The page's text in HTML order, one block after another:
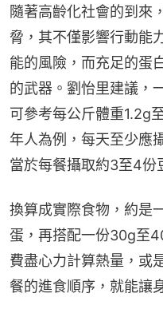
隨著高齡化社會的到來
脅，其不僅影響行動能
能的風險，而充足的蛋
的武器。劉怡里建議，
可參考每公斤體重1.2g
年人為例，每天至少應
當於每餐攝取約3至4份
換算成實際食物，約是
蛋，再搭配一份30g至
費盡心力計算熱量，或
餐的進食順序，就能讓